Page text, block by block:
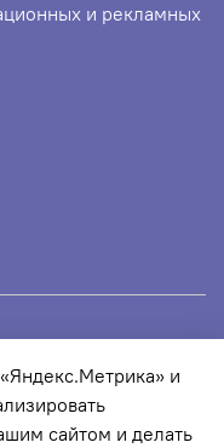
и рекламных
и
сайтом и делать